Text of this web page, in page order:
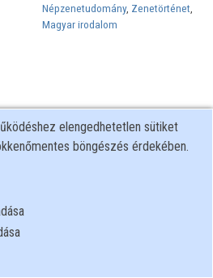
Népzenetudomány, Zenetörténet,
Magyar irodalom
elengedhetetlen sütiket
böngészés érdekében.